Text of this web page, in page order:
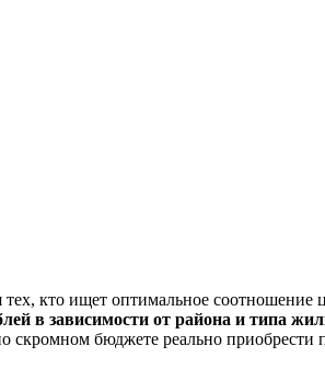
кто ищет оптимальное соотношение
в зависимости от района и типа
скромном бюджете реально